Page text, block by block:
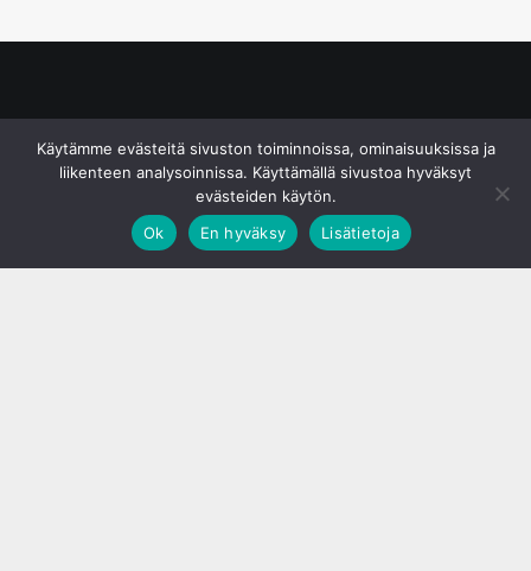
Käytämme evästeitä sivuston toiminnoissa, ominaisuuksissa ja
liikenteen analysoinnissa. Käyttämällä sivustoa hyväksyt
evästeiden käytön.
Ok
En hyväksy Lisätietoja